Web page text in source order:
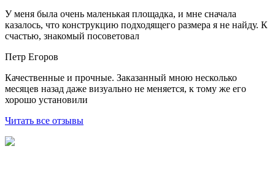
У меня была очень маленькая площадка, и мне сначала
казалось, что конструкцию подходящего размера я не найду. К
счастью, знакомый посоветовал
Петр Егоров
Качественные и прочные. Заказанный мною несколько
месяцев назад даже визуально не меняется, к тому же его
хорошо установили
Читать все отзывы